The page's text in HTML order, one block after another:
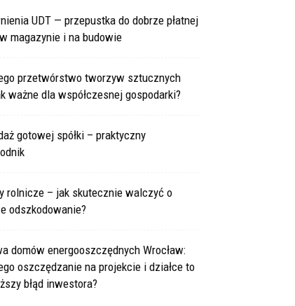
UDT — przepustka do dobrze płatnej
magazynie i na budowie
przetwórstwo tworzyw sztucznych
ważne dla współczesnej gospodarki?
gotowej spółki – praktyczny
rolnicze – jak skutecznie walczyć o
odszkodowanie?
domów energooszczędnych Wrocław:
oszczędzanie na projekcie i działce to
błąd inwestora?